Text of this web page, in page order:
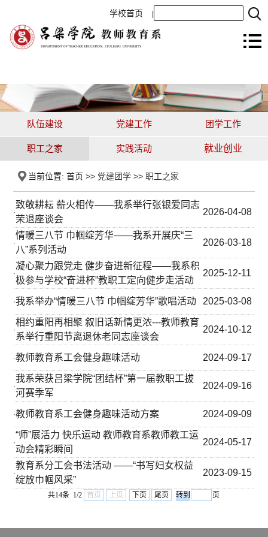
学校首页
队伍建设 党建工作 团学工作
职工之家 实践活动 就业创业
当前位置:首页 >> 党建团学 >>职工之家
·
致敬耕耘 薪火相传——我系举行张银爱同志
荣退座谈会
2026-04-08
·
情暖三八节 巾帼绽芳华——我系开展庆“三
八”系列活动
2026-03-18
·
凝心聚力跟党走 健步奋进新征程——我系积
极参与学校“奋进杯”教职工定向健步走活动
2025-12-11
·我系举办“情暖三八节 巾帼绽芳华”歌唱活动 2025-03-08
·
相约重阳再相聚 叙旧话新情更浓---教师教育
系举行重阳节离退休老同志座谈会
2024-10-12
·教师教育系工会健身趣味活动 2024-09-17
·
我系荣获吕梁学院“团结杯”第一届教职工拔
河赛季军
2024-09-16
·教师教育系工会健身趣味活动方案 2024-09-09
·
“师”展活力 快乐运动 教师教育系教师教工运
动会精彩瞬间
2024-05-17
·
教育系分工会书法活动 ——“书写妇女权益
绽放巾帼风采”
2023-09-15
共14条 1/2 首页 上页 下页 尾页 页